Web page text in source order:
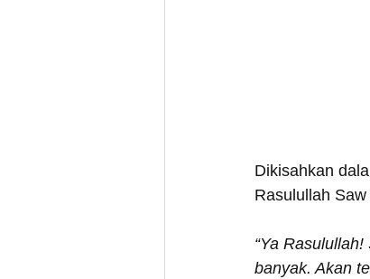
Dikisahkan
Rasulullah
“Ya
banyak. Akan